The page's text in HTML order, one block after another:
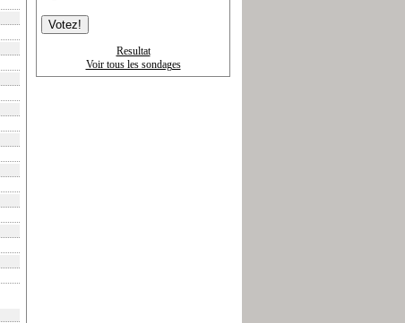
Resultat
Voir tous les sondages